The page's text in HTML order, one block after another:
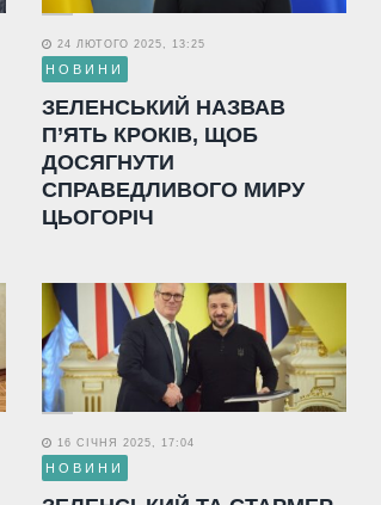
24 ЛЮТОГО 2025, 13:25
НОВИНИ
ЗЕЛЕНСЬКИЙ НАЗВАВ
П’ЯТЬ КРОКІВ, ЩОБ
ДОСЯГНУТИ
СПРАВЕДЛИВОГО МИРУ
ЦЬОГОРІЧ
16 СІЧНЯ 2025, 17:04
НОВИНИ